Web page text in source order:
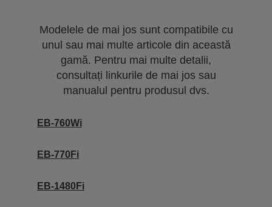
Modelele de mai jos sunt compatibile cu
unul sau mai multe articole din această
gamă. Pentru mai multe detalii,
consultați linkurile de mai jos sau
manualul pentru produsul dvs.
EB-760Wi
EB-770Fi
EB-1480Fi